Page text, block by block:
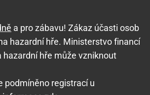
a pro zábavu! Zákaz účasti osob
hazardní hře. Ministerstvo financí
hazardní hře může vzniknout
podmíněno registrací u